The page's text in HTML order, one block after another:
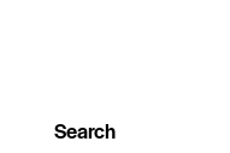
Search